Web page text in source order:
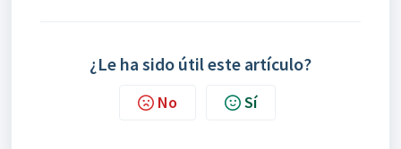
¿Le ha sido útil este artículo?
No Sí